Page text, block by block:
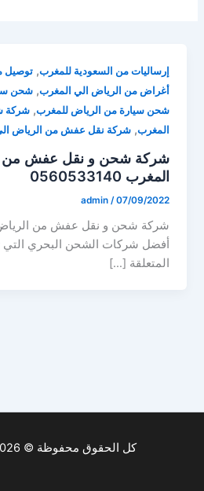
إرساليات من السعودية للمغرب,توصيل
أغراض من الرياض الي المغرب,شحن
شحن سيارة من الرياض للمغرب,شركة
المغرب,شركة نقل عفش من الرياض
شركة شحن و نقل عفش من
المغرب 0560533140
admin /07/09/2022
شركة شحن و نقل عفش من
أفضل شركات الشحن البحري التي
المتعلقة […]
كل الحقوق محفوظة © 2026 السريع الدولي